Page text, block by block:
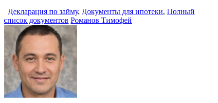
Декларация по займу, Документы для ипотеки, Полный
список документов Романов Тимофей